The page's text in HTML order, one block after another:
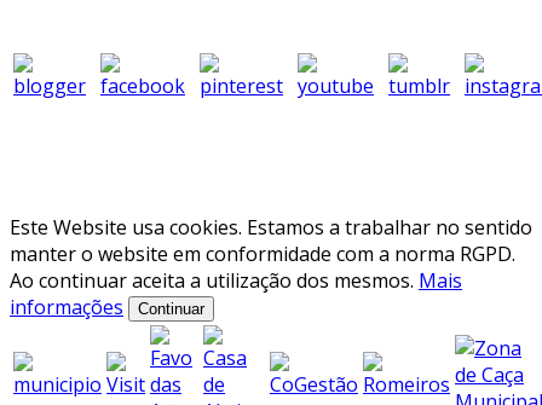
Este Website usa cookies. Estamos a trabalhar no sentido
manter o website em conformidade com a norma RGPD.
Ao continuar aceita a utilização dos mesmos. Mais
informações
Continuar